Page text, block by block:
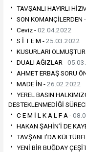
TAVŞANLI HAYIRLI
SON KOMANÇİLERDEN -
Ceviz -02.04.2022
S İ T E M -25.03.2022
KUSURLARI
DUALI AĞIZLAR -
AHMET ERBAŞ SORU
MADE İN -26.02.2022
YEREL BASIN
DESTEKLENMEDİĞİ
C E M İ L K A L F A -
HAKAN ŞAHİN’İ DE
TAVŞANLI’DA
YENİ BİR BUĞDAY